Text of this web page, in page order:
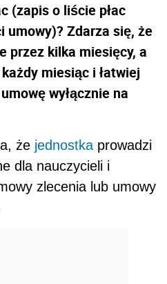
(zapis o liście płac
umowy)? Zdarza się, że
przez kilka miesięcy, a
miesiąc i łatwiej
wyłącznie na
że jednostka prowadzi
dla nauczycieli i
zlecenia lub umowy